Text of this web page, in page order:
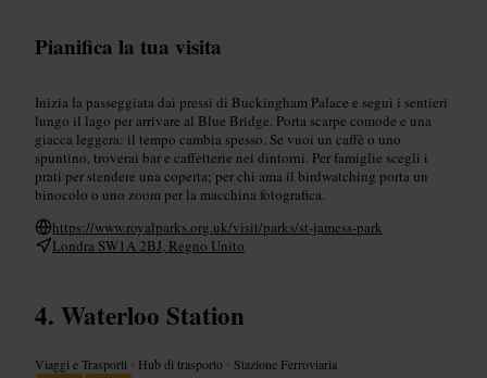
Pianifica la tua visita
Inizia la passeggiata dai pressi di Buckingham Palace e segui i sentieri
lungo il lago per arrivare al Blue Bridge. Porta scarpe comode e una
giacca leggera: il tempo cambia spesso. Se vuoi un caffè o uno
spuntino, troverai bar e caffetterie nei dintorni. Per famiglie scegli i
prati per stendere una coperta; per chi ama il birdwatching porta un
binocolo o uno zoom per la macchina fotografica.
https://www.royalparks.org.uk/visit/parks/st-jamess-park
Londra SW1A 2BJ, Regno Unito
Waterloo Station
Viaggi e Trasporti • Hub di trasporto • Stazione Ferroviaria